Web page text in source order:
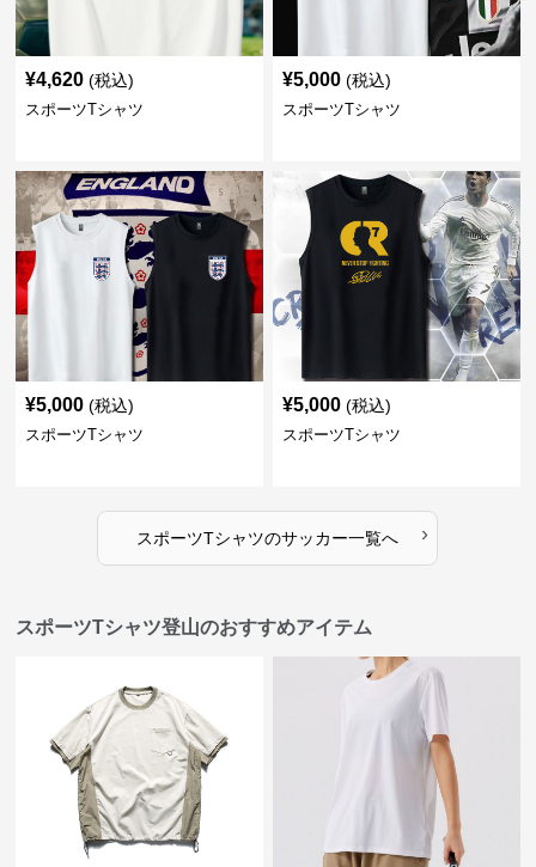
¥4,620 (税込)
スポーツTシャツ
¥5,000 (税込)
スポーツTシャツ
¥5,000 (税込)
スポーツTシャツ
¥5,000 (税込)
スポーツTシャツ
スポーツTシャツのサッカー一覧へ ›
スポーツTシャツ登山のおすすめアイテム